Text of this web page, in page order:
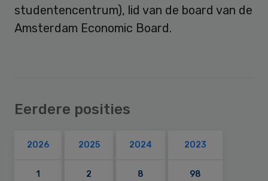
studentencentrum), lid van de board van de
Amsterdam Economic Board.
Eerdere posities
2026
1
2025
2
2024
8
2023
98